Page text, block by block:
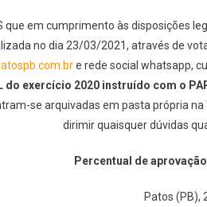
que em cumprimento às disposições
no dia 23/03/2021, através de
e rede social whatsapp,
do exercício 2020 instruído com o
se arquivadas em pasta própria
dirimir quaisquer dúvidas
Percentual de
Patos (PB),